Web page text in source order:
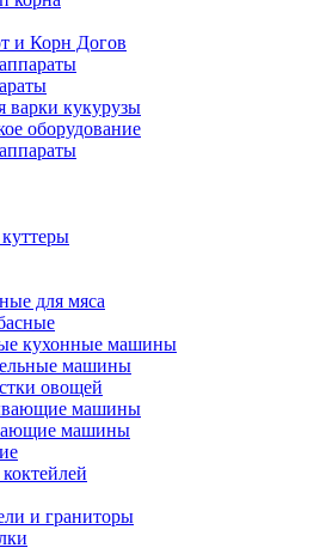
и Корн Догов
варки кукурузы
оборудование
для мяса
кухонные машины
машины
овощей
машины
машины
и граниторы